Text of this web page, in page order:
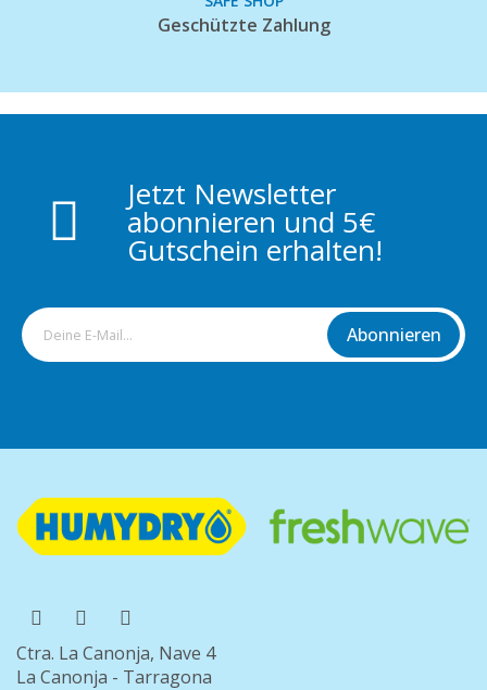
Geschützte Zahlung
Jetzt Newsletter
abonnieren und 5€
Gutschein erhalten!
Abonnieren
Ctra. La Canonja, Nave 4
La Canonja - Tarragona